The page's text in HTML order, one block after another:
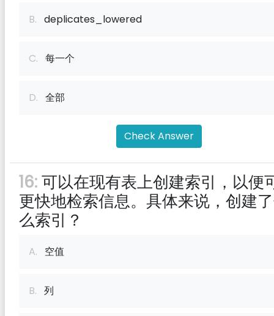
B. deplicates_lowered
C. 每一个
D. 全部
Check Answer
16:可以在现有表上创建索引，以便
更快地检索信息。具体来说，创建
么索引？
A. 空值
B. 列